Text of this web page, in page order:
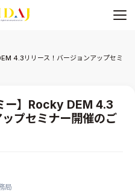
メ
4.3リリース！バージョンアップセミ
ー】Rocky DEM 4.3
プセミナー開催のご
局